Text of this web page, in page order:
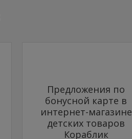
Предложения по
бонусной карте в
интернет-магазине
детских товаров
Кораблик